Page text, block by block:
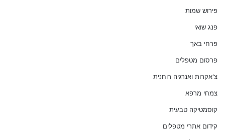
פירוש שמות
פנג שואי
פרחי באך
פרסום מטפלים
צ'אקרות ואנרגיה רוחנית
צמחי מרפא
קוסמטיקה טבעית
קידום אתרי מטפלים